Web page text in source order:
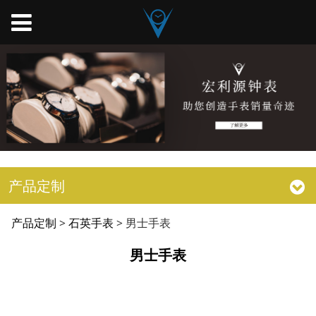
产品定制
男士手表
产品定制 >石英手表 > 男士手表
男士手表